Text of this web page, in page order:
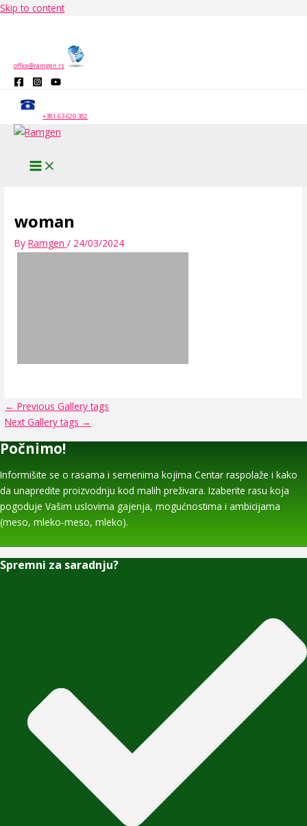
Skip to content
office@ramgen.rs
+381 63 629 382
woman
ByRamgen/ 24/03/2024
← Previous Gallery tags
Next Gallery tags →
Počnimo!
Informišite se o rasama i semenima kojima Centar raspolaže i kako
da unapredite proizvodnju kod malih preživara. Izaberite rasu koja
pogoduje Vašim uslovima gajenja, mogućnostima i ambicijama
(meso, mleko-meso, mleko).
Spremni za saradnju?